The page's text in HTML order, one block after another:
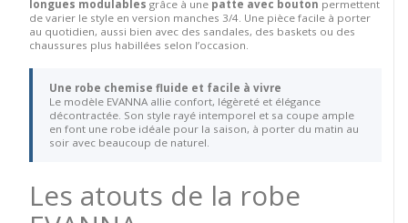
longues modulables grâce à une patte avec bouton permettent
de varier le style en version manches 3/4. Une pièce facile à porter
au quotidien, aussi bien avec des sandales, des baskets ou des
chaussures plus habillées selon l’occasion.
Une robe chemise fluide et facile à vivre
Le modèle EVANNA allie confort, légèreté et élégance
décontractée. Son style rayé intemporel et sa coupe ample
en font une robe idéale pour la saison, à porter du matin au
soir avec beaucoup de naturel.
Les atouts de la robe